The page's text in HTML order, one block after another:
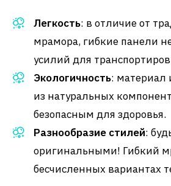
Легкость: в отличие от
мрамора, гибкие панели
усилий для
Экологичность: материал
из натуральных
безопасным для здоровья.
Разнообразие стилей:
оригинальными! Гибкий
бесчисленных вариантах